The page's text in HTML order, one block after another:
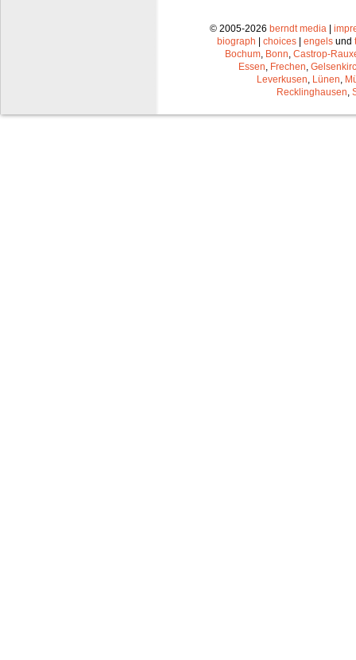
© 2005-2026 berndt media |
biograph | choices | engels und
Bochum Bonn Castrop-
Essen Frechen
Leverkusen Lünen
Recklinghausen